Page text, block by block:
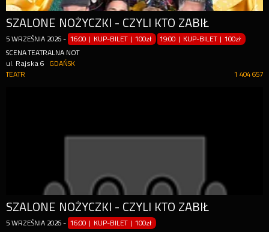
SZALONE NOŻYCZKI - CZYLI KTO ZABIŁ
5 WRZEŚNIA 2026 - 16:00 | KUP-BILET |100zł 19:00 | KUP-BILET |100zł
SCENA TEATRALNA NOT
ul. Rajska 6
GDAŃSK
1 404 657
TEATR
SZALONE NOŻYCZKI - CZYLI KTO ZABIŁ
5 WRZEŚNIA 2026 - 16:00 | KUP-BILET |100zł